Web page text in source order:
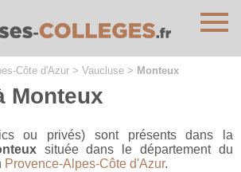
Côte d'Azur > Vaucluse > Monteux
Monteux
ou privés) sont présents dans la
située dans le département du
Provence-Alpes-Côte d'Azur.